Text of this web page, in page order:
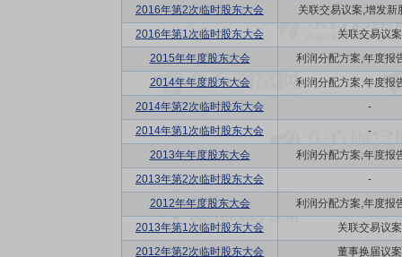
2016年第2次临时股东大会
关联交易议案,增发新
2016年第1次临时股东大会
关联交易议案
2015年年度股东大会
利润分配方案,年度报
2014年年度股东大会
利润分配方案,年度报
2014年第2次临时股东大会
-
2014年第1次临时股东大会
-
2013年年度股东大会
利润分配方案,年度报
2013年第2次临时股东大会
-
2012年年度股东大会
利润分配方案,年度报
2013年第1次临时股东大会
关联交易议案
2012年第2次临时股东大会
董事换届议案